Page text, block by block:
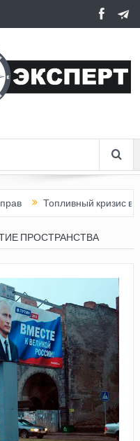
Топливный кризис в России
ПРОСТРАНСТВА